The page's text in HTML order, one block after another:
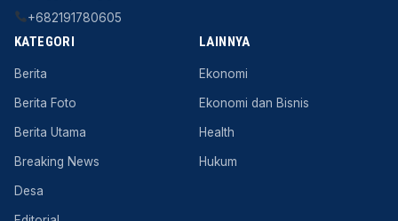
+682191780605
KATEGORI
Berita
Berita Foto
Berita Utama
Breaking News
Desa
LAINNYA
Ekonomi
Ekonomi dan Bisnis
Health
Hukum